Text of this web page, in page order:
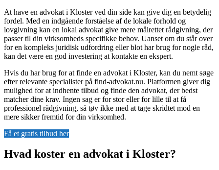
At have en advokat i Kloster ved din side kan give dig en betydelig
fordel. Med en indgående forståelse af de lokale forhold og
lovgivning kan en lokal advokat give mere målrettet rådgivning, der
passer til din virksomheds specifikke behov. Uanset om du står over
for en kompleks juridisk udfordring eller blot har brug for nogle råd,
kan det være en god investering at kontakte en ekspert.
Hvis du har brug for at finde en advokat i Kloster, kan du nemt søge
efter relevante specialister på find-advokat.nu. Platformen giver dig
mulighed for at indhente tilbud og finde den advokat, der bedst
matcher dine krav. Ingen sag er for stor eller for lille til at få
professionel rådgivning, så tøv ikke med at tage skridtet mod en
mere sikker fremtid for din virksomhed.
Få et gratis tilbud her
Hvad koster en advokat i Kloster?